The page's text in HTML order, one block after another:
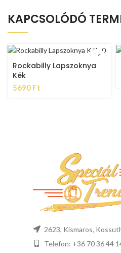
KAPCSOLÓDÓ
Rockabilly Lapszoknya
Kék
5690 Ft
2623, Kismaros,
Telefon: +36 70 36 44